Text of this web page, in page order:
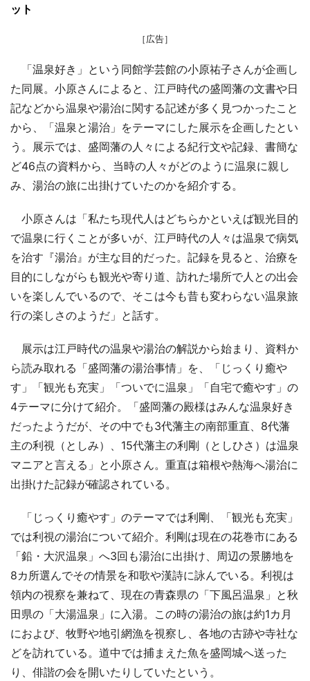
ット
［広告］
「温泉好き」という同館学芸館の小原祐子さんが企画し
た同展。小原さんによると、江戸時代の盛岡藩の文書や日
記などから温泉や湯治に関する記述が多く見つかったこと
から、「温泉と湯治」をテーマにした展示を企画したとい
う。展示では、盛岡藩の人々による紀行文や記録、書簡な
ど46点の資料から、当時の人々がどのように温泉に親し
み、湯治の旅に出掛けていたのかを紹介する。
小原さんは「私たち現代人はどちらかといえば観光目的
で温泉に行くことが多いが、江戸時代の人々は温泉で病気
を治す『湯治』が主な目的だった。記録を見ると、治療を
目的にしながらも観光や寄り道、訪れた場所で人との出会
いを楽しんでいるので、そこは今も昔も変わらない温泉旅
行の楽しさのようだ」と話す。
展示は江戸時代の温泉や湯治の解説から始まり、資料か
ら読み取れる「盛岡藩の湯治事情」を、「じっくり癒や
す」「観光も充実」「ついでに温泉」「自宅で癒やす」の
4テーマに分けて紹介。「盛岡藩の殿様はみんな温泉好き
だったようだが、その中でも3代藩主の南部重直、8代藩
主の利視（としみ）、15代藩主の利剛（としひさ）は温泉
マニアと言える」と小原さん。重直は箱根や熱海へ湯治に
出掛けた記録が確認されている。
「じっくり癒やす」のテーマでは利剛、「観光も充実」
では利視の湯治について紹介。利剛は現在の花巻市にある
「鉛・大沢温泉」へ3回も湯治に出掛け、周辺の景勝地を
8カ所選んでその情景を和歌や漢詩に詠んでいる。利視は
領内の視察を兼ねて、現在の青森県の「下風呂温泉」と秋
田県の「大湯温泉」に入湯。この時の湯治の旅は約1カ月
におよび、牧野や地引網漁を視察し、各地の古跡や寺社な
どを訪れている。道中では捕まえた魚を盛岡城へ送った
り、俳諧の会を開いたりしていたという。